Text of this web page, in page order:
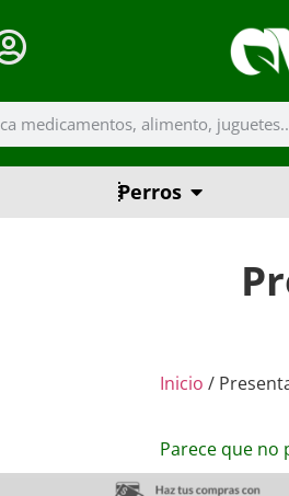
Perros
Inicio /
Parece que no